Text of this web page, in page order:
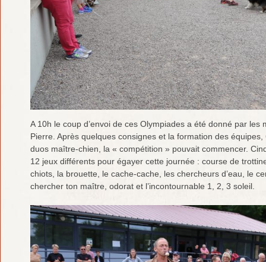
A 10h le coup d’envoi de ces Olympiades a été donné par
Pierre. Après quelques consignes et la formation des
duos maître-chien, la « compétition » pouvait commencer.
12 jeux différents pour égayer cette journée : course de
chiots, la brouette, le cache-cache, les chercheurs d’eau, le
chercher ton maître, odorat et l’incontournable 1, 2, 3 soleil.